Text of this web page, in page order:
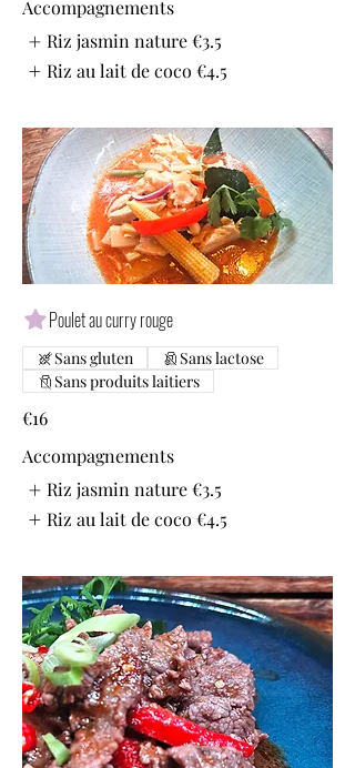
Accompagnements
Riz jasmin nature €3.5
Riz au lait de coco €4.5
Poulet au curry rouge
€16
Sans gluten
Sans lactose
Sans produits laitiers
Accompagnements
Riz jasmin nature €3.5
Riz au lait de coco €4.5